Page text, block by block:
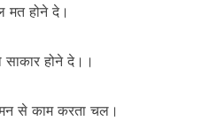
मत होने दे।
होने दे।।
से काम करता चल।